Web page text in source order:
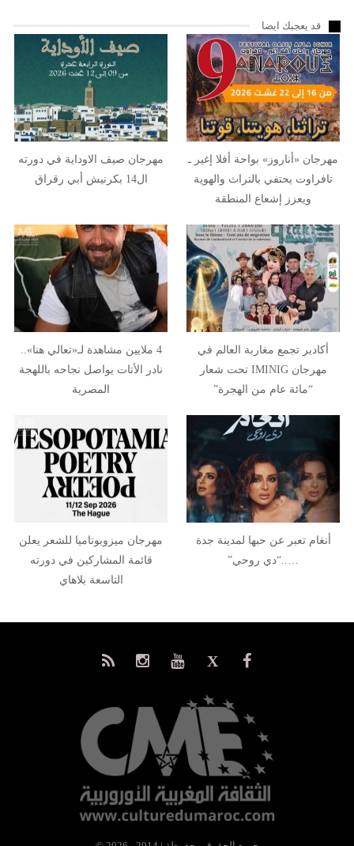
قد يعجبك ايضا
مهرجان «أناروز» بواحة أفلا إغير ـ
تافراوت يحتفي بالتراث والهوية
ويعزز إشعاع المنطقة
مهرجان صيف الاوداية في دورته
ال14 بكرنيش أبي رقراق
أكادير تجمع مغاربة العالم في
مهرجان IMINIG تحت شعار
“مائة عام من الهجرة”
4 ملايين مشاهدة لـ«تعالي هنا»..
نادر الأتات يواصل نجاحه باللهجة
المصرية
أنغام تعبر عن حبها لمدينة جدة
…..“دي روحي”
مهرجان ميزوبوتاميا للشعر يعلن
قائمة المشاركين في دورته
التاسعة بلاهاي